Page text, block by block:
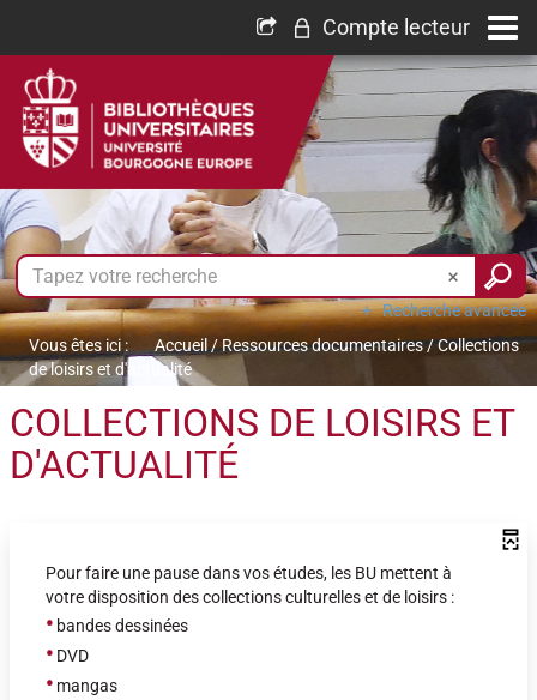
Compte lecteur
Recherche avancée
Vous êtes ici :
Accueil /Ressources documentaires/Collections
de loisirs et d'actualité
COLLECTIONS DE LOISIRS ET
D'ACTUALITÉ
Pour faire une pause dans vos études, les BU mettent à
votre disposition des collections culturelles et de loisirs :
• bandes dessinées
• DVD
• mangas